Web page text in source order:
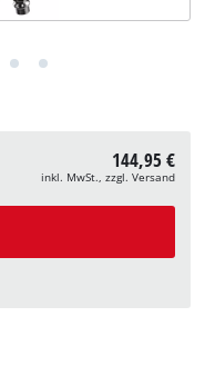
144,95 €
inkl. MwSt., zzgl. Versand